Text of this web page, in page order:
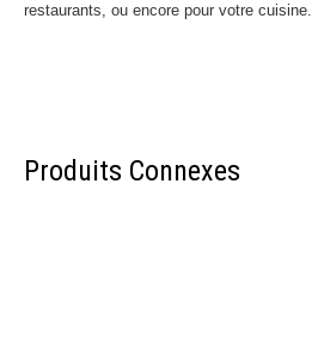
Produits Connexes
restaurants, ou encore pour votre cuisine.